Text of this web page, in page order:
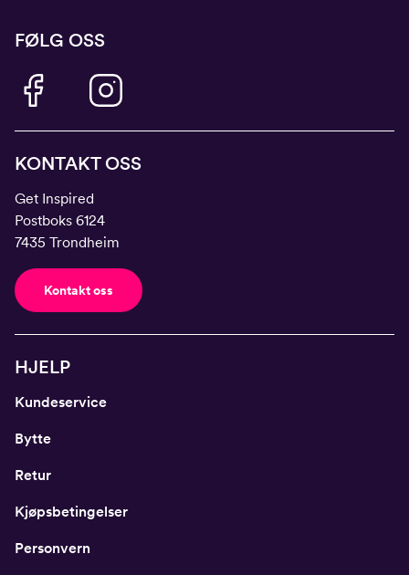
FØLG OSS
KONTAKT OSS
Get Inspired
Postboks 6124
7435 Trondheim
Kontakt oss
HJELP
Kundeservice
Bytte
Retur
Kjøpsbetingelser
Personvern